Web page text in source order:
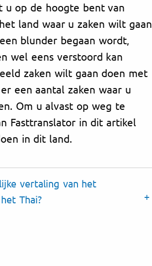
u op de hoogte bent van
land waar u zaken wilt gaan
blunder begaan wordt,
wel eens verstoord kan
zaken wilt gaan doen met
een aantal zaken waar u
Om u alvast op weg te
Fasttranslator in dit artikel
in dit land.
vertaling van het
Thai?